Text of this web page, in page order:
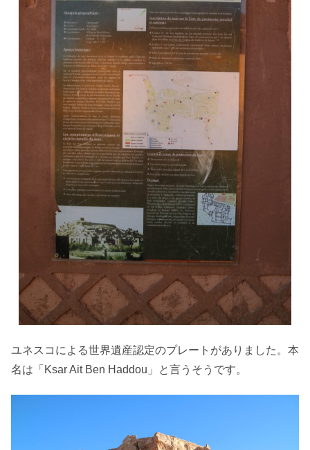
ユネスコによる世界遺産認定のプレートがありました。本
名は「Ksar Ait Ben Haddou」と言うそうです。